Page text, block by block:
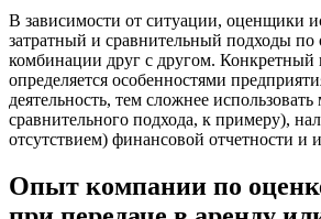
В зависимости от ситуации, оценщики
затратный и сравнительный подходы по
комбинации друг с другом. Конкретный
определяется особенностями
деятельность, тем сложнее
сравнительного подхода, к примеру),
отсутствием) финансовой отчетности и
Опыт компании по
Гулькевичи
Гусев
Гусь-Хрустальный
Дедовск
Дербент
Джанкой
Дзержинский